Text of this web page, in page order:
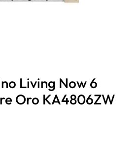
Living Now 6
Oro KA4806ZW